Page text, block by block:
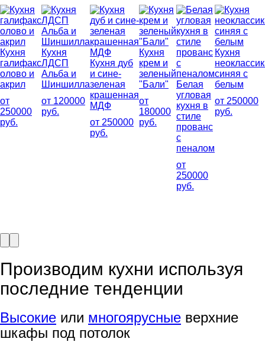
Кухня
галифакс
олово и
акрил
от
250000
руб.
Кухня
ЛДСП
Альба и
Шиншилла
от 120000
руб.
Кухня дуб
и сине-
зеленая
крашенная
МДФ
от 250000
руб.
Кухня
крем и
зеленый
"Бали"
от
180000
руб.
Белая
угловая
кухня в
стиле
прованс
с
пеналом
от
250000
руб.
Кухня
синяя с
белым
от 250000
руб.
Производим кухни используя
последние тенденции
Высокие или многоярусные верхние
шкафы под потолок